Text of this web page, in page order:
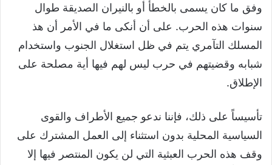
وفق ما كان يسمى بالخطأ أو بالنيران الصديقة طوال
سنوات هذه الحرب. على أن أنكى ما في الأمر أن هذ
المسلك التآمري يتم في ظل استغلال الجنوب واستخدام
شبابه وقضيتهم في حرب ليس لهم فيها أية مصلحة على
الإطلاق.
تأسيساً على ذلك، فإننا ندعو جميع الأطراف والقوى
السياسية المحلية بدون استثناء إلى العمل المشترك على
وقف هذه الحرب العبثية التي لن يكون المنتصر فيها إلا